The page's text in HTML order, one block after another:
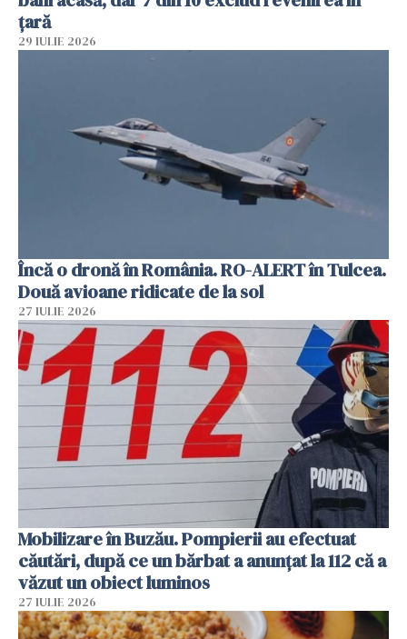
țară
29 IULIE 2026
Încă o dronă în România. RO-ALERT în Tulcea.
Două avioane ridicate de la sol
27 IULIE 2026
Mobilizare în Buzău. Pompierii au efectuat
căutări, după ce un bărbat a anunțat la 112 că a
văzut un obiect luminos
27 IULIE 2026